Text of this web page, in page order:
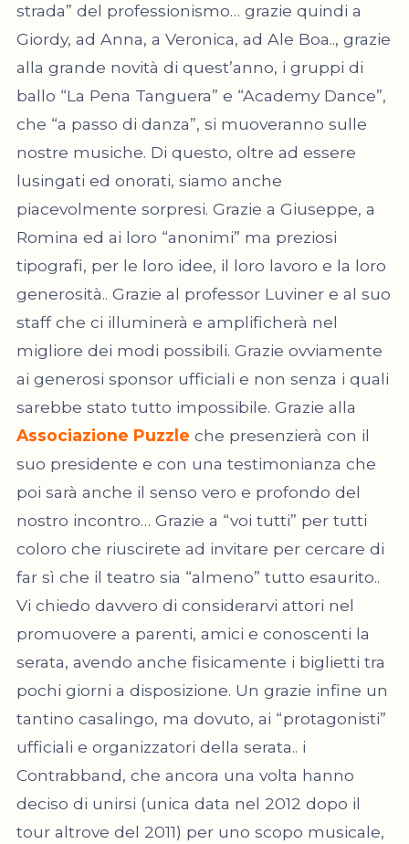
strada” del professionismo… grazie quindi a
Giordy, ad Anna, a Veronica, ad Ale Boa.., grazie
alla grande novità di quest’anno, i gruppi di
ballo “La Pena Tanguera” e “Academy Dance”,
che “a passo di danza”, si muoveranno sulle
nostre musiche. Di questo, oltre ad essere
lusingati ed onorati, siamo anche
piacevolmente sorpresi. Grazie a Giuseppe, a
Romina ed ai loro “anonimi” ma preziosi
tipografi, per le loro idee, il loro lavoro e la loro
generosità.. Grazie al professor Luviner e al suo
staff che ci illuminerà e amplificherà nel
migliore dei modi possibili. Grazie ovviamente
ai generosi sponsor ufficiali e non senza i quali
sarebbe stato tutto impossibile. Grazie alla
Associazione Puzzle che presenzierà con il
suo presidente e con una testimonianza che
poi sarà anche il senso vero e profondo del
nostro incontro… Grazie a “voi tutti” per tutti
coloro che riuscirete ad invitare per cercare di
far sì che il teatro sia “almeno” tutto esaurito..
Vi chiedo davvero di considerarvi attori nel
promuovere a parenti, amici e conoscenti la
serata, avendo anche fisicamente i biglietti tra
pochi giorni a disposizione. Un grazie infine un
tantino casalingo, ma dovuto, ai “protagonisti”
ufficiali e organizzatori della serata.. i
Contrabband, che ancora una volta hanno
deciso di unirsi (unica data nel 2012 dopo il
tour altrove del 2011) per uno scopo musicale,